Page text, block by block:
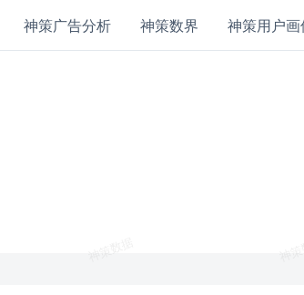
神策广告分析 神策数界 神策用户画